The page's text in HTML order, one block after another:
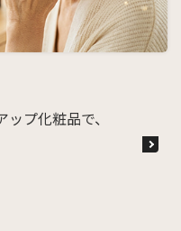
プ化粧品で、